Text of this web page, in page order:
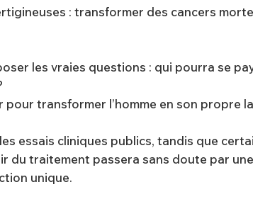
: transformer des cancers
les vraies questions : qui pourra se
pour transformer l’homme en son propre
essais cliniques publics, tandis que
du traitement passera sans doute par une
unique.